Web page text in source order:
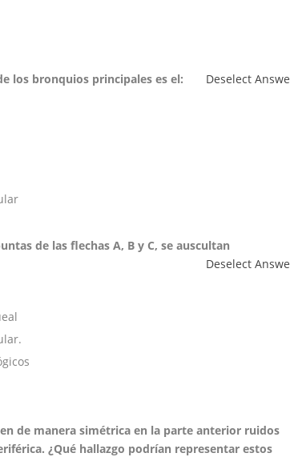
los bronquios principales es el:
Deselect
de las flechas A, B y C, se auscultan
Deselect
de manera simétrica en la parte anterior ruidos
¿Qué hallazgo podrían representar estos